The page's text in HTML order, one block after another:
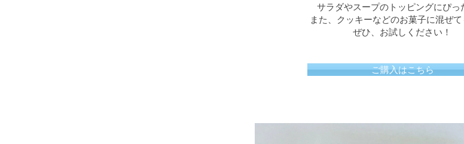
サラダやスープのトッピングにぴっ
また、クッキーなどのお菓子に混ぜ
ぜひ、お試しください！
ご購入はこちら